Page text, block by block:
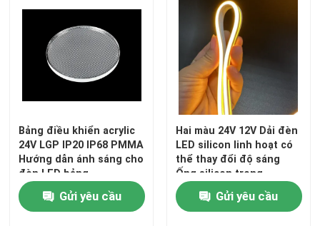
Bảng điều khiển acrylic
24V LGP IP20 IP68 PMMA
Hướng dẫn ánh sáng cho
đèn LED bảng
Gửi yêu cầu
Hai màu 24V 12V Dải đèn
LED silicon linh hoạt có
thể thay đổi độ sáng
Ống silicon trong
nhà/ngoài trời
Gửi yêu cầu